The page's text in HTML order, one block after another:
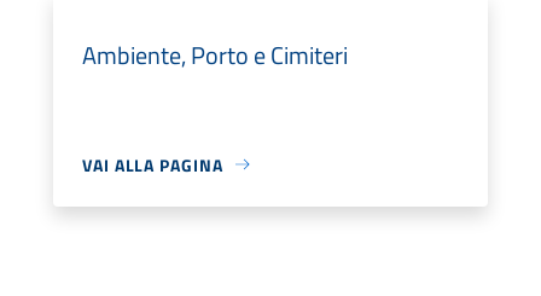
Ambiente, Porto e Cimiteri
VAI ALLA PAGINA